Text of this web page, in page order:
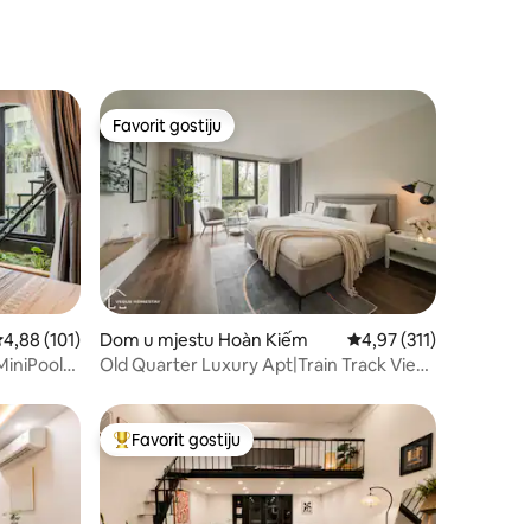
ocjena: 4,88 od 5, recenzija: 101
4,88 (101)
Favorit gostiju
Favorit gostiju
Dom u mjestu Hoàn Kiếm Prosječna ocjena:
4,97 (311)
Old Quarter Luxury Apt|Train Track View|
Glavni favorit gostiju
Favorit gostiju